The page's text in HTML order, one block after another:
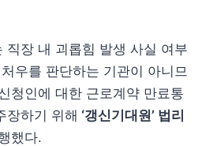
직장 내 괴롭힘 발생 사실 여부
우를 판단하는 기관이 아니므
청인에 대한 근로계약 만료통
장하기 위해 ‘갱신기대원’ 법리
했다.